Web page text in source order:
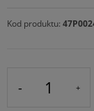
Kod produktu: